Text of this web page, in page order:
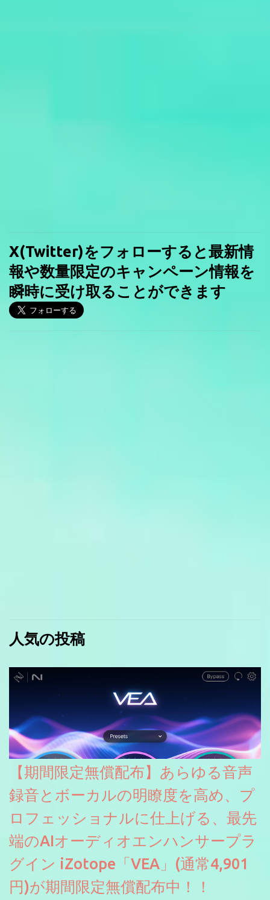
X(Twitter)をフォローすると最新情
報や数量限定のキャンペーン情報を
瞬時に受け取ることができます
人気の投稿
【期間限定無償配布】あらゆる音声
録音とボーカルの明瞭度を高め、プ
ロフェッショナルに仕上げる、最先
端のAIオーディオエンハンサープラ
グイン iZotope「VEA」(通常4,901
円)が期間限定無償配布中！！